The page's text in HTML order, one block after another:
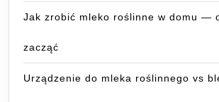
Jak zrobić mleko roślinne w domu —
zacząć
Urządzenie do mleka roślinnego vs